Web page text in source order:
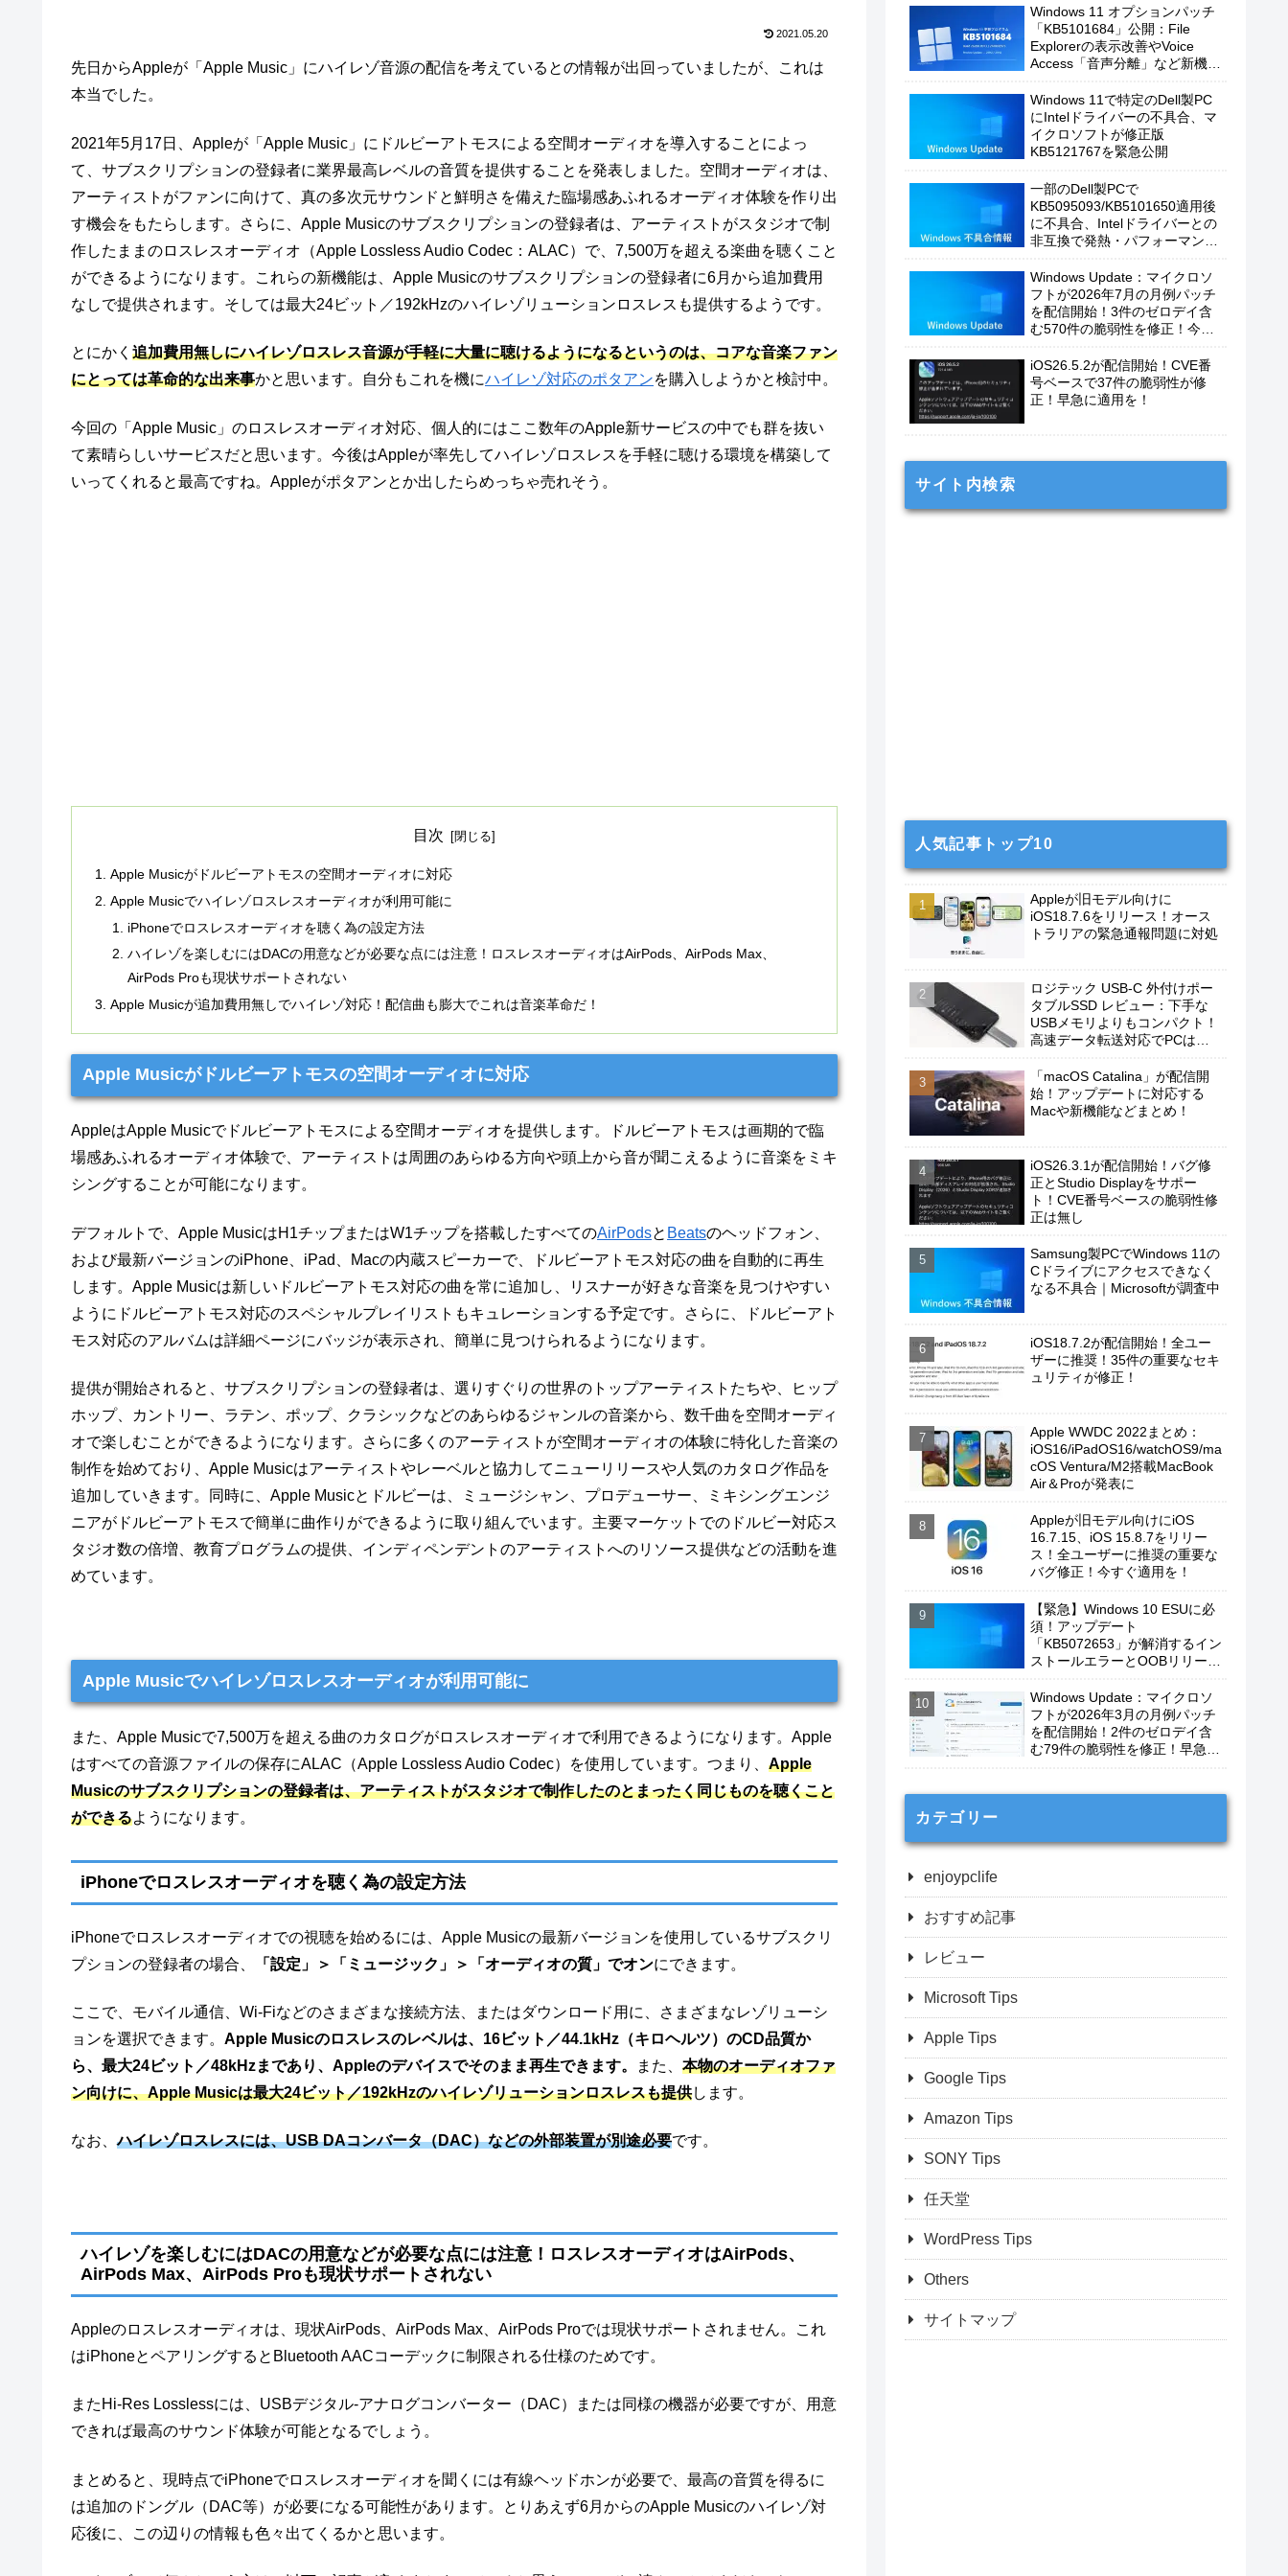
2021.05.20
先日からAppleが「Apple Music」にハイレゾ音源の配信を考えているとの情報が出回っていましたが、これは
本当でした。
2021年5月17日、Appleが「Apple Music」にドルビーアトモスによる空間オーディオを導入することによっ
て、サブスクリプションの登録者に業界最高レベルの音質を提供することを発表しました。空間オーディオは、
アーティストがファンに向けて、真の多次元サウンドと鮮明さを備えた臨場感あふれるオーディオ体験を作り出
す機会をもたらします。さらに、Apple Musicのサブスクリプションの登録者は、アーティストがスタジオで制
作したままのロスレスオーディオ（Apple Lossless Audio Codec：ALAC）で、7,500万を超える楽曲を聴くこと
ができるようになります。これらの新機能は、Apple Musicのサブスクリプションの登録者に6月から追加費用
なしで提供されます。そしては最大24ビット／192kHzのハイレゾリューションロスレスも提供するようです。
とにかく 追加費用無しにハイレゾロスレス音源が手軽に大量に聴けるようになるというのは、コアな音楽ファン
にとっては革命的な出来事かと思います。自分もこれを機にハイレゾ対応のポタアンを購入しようかと検討中。
今回の「Apple Music」のロスレスオーディオ対応、個人的にはここ数年のApple新サービスの中でも群を抜い
て素晴らしいサービスだと思います。今後はAppleが率先してハイレゾロスレスを手軽に聴ける環境を構築して
いってくれると最高ですね。Appleがポタアンとか出したらめっちゃ売れそう。
目次
Apple Musicがドルビーアトモスの空間オーディオに対応
Apple Musicでハイレゾロスレスオーディオが利用可能に
iPhoneでロスレスオーディオを聴く為の設定方法
ハイレゾを楽しむにはDACの用意などが必要な点には注意！ロスレスオーディオはAirPods、AirPods Max、
AirPods Proも現状サポートされない
Apple Musicが追加費用無しでハイレゾ対応！配信曲も膨大でこれは音楽革命だ！
Apple Musicがドルビーアトモスの空間オーディオに対応
AppleはApple Musicでドルビーアトモスによる空間オーディオを提供します。ドルビーアトモスは画期的で臨
場感あふれるオーディオ体験で、アーティストは周囲のあらゆる方向や頭上から音が聞こえるように音楽をミキ
シングすることが可能になります。
デフォルトで、Apple MusicはH1チップまたはW1チップを搭載したすべてのAirPodsと Beatsのヘッドフォン、
および最新バージョンのiPhone、iPad、Macの内蔵スピーカーで、ドルビーアトモス対応の曲を自動的に再生
します。Apple Musicは新しいドルビーアトモス対応の曲を常に追加し、リスナーが好きな音楽を見つけやすい
ようにドルビーアトモス対応のスペシャルプレイリストもキュレーションする予定です。さらに、ドルビーアト
モス対応のアルバムは詳細ページにバッジが表示され、簡単に見つけられるようになります。
提供が開始されると、サブスクリプションの登録者は、選りすぐりの世界のトップアーティストたちや、ヒップ
ホップ、カントリー、ラテン、ポップ、クラシックなどのあらゆるジャンルの音楽から、数千曲を空間オーディ
オで楽しむことができるようになります。さらに多くのアーティストが空間オーディオの体験に特化した音楽の
制作を始めており、Apple Musicはアーティストやレーベルと協力してニューリリースや人気のカタログ作品を
追加していきます。同時に、Apple Musicとドルビーは、ミュージシャン、プロデューサー、ミキシングエンジ
ニアがドルビーアトモスで簡単に曲作りができるように取り組んでいます。主要マーケットでのドルビー対応ス
タジオ数の倍増、教育プログラムの提供、インディペンデントのアーティストへのリソース提供などの活動を進
めています。
Apple Musicでハイレゾロスレスオーディオが利用可能に
また、Apple Musicで7,500万を超える曲のカタログがロスレスオーディオで利用できるようになります。Apple
はすべての音源ファイルの保存にALAC（Apple Lossless Audio Codec）を使用しています。つまり、 Apple
Musicのサブスクリプションの登録者は、アーティストがスタジオで制作したのとまったく同じものを聴くこと
ができるようになります。
iPhoneでロスレスオーディオを聴く為の設定方法
iPhoneでロスレスオーディオでの視聴を始めるには、Apple Musicの最新バージョンを使用しているサブスクリ
プションの登録者の場合、
「設定」＞「ミュージック」＞「オーディオの質」でオンにできます。
ここで、モバイル通信、Wi-Fiなどのさまざまな接続方法、またはダウンロード用に、さまざまなレゾリューシ
ョンを選択できます。 Apple Musicのロスレスのレベルは、16ビット／44.1kHz（キロヘルツ）のCD品質か
ら、最大24ビット／48kHzまであり、Appleのデバイスでそのまま再生できます。
また、 本物のオーディオファ
ン向けに、Apple Musicは最大24ビット／192kHzのハイレゾリューションロスレスも提供します。
なお、ハイレゾロスレスには、USB DAコンバータ（DAC）などの外部装置が別途必要です。
ハイレゾを楽しむにはDACの用意などが必要な点には注意！ロスレスオーディオはAirPods、
AirPods Max、AirPods Proも現状サポートされない
Appleのロスレスオーディオは、現状AirPods、AirPods Max、AirPods Proでは現状サポートされません。これ
はiPhoneとペアリングするとBluetooth AACコーデックに制限される仕様のためです。
またHi-Res Losslessには、USBデジタル-アナログコンバーター（DAC）または同様の機器が必要ですが、用意
できれば最高のサウンド体験が可能となるでしょう。‌
まとめると、現時点でiPhone‌でロスレスオーディオを聞くには有線ヘッドホンが必要で、最高の音質を得るに
は追加のドングル（DAC等）が必要になる可能性があります。とりあえず6月からのApple Musicのハイレゾ対
応後に、この辺りの情報も色々出てくるかと思います。
Windows 11 オプションパッチ
「KB5101684」公開：File
Explorerの表示改善やVoice
Access「音声分離」など新機能
Windows 11で特定のDell製PC
にIntelドライバーの不具合、マ
イクロソフトが修正版
KB5121767を緊急公開
一部のDell製PCで
KB5095093/KB5101650適用後
に不具合、Intelドライバーとの
非互換で発熱・パフォーマンス
Windows Update：マイクロソ
フトが2026年7月の月例パッチ
を配信開始！3件のゼロデイ含
む570件の脆弱性を修正！今す
iOS26.5.2が配信開始！CVE番
号ベースで37件の脆弱性が修
正！早急に適用を！
サイト内検索
人気記事トップ10
Appleが旧モデル向けに
iOS18.7.6をリリース！オース
トラリアの緊急通報問題に対処
ロジテック USB-C 外付けポー
タブルSSD レビュー：下手な
USBメモリよりもコンパクト！
高速データ転送対応でPCは勿
もおすすめ！
「macOS Catalina」が配信開
始！アップデートに対応する
Macや新機能などまとめ！
iOS26.3.1が配信開始！バグ修
正とStudio Displayをサポー
ト！CVE番号ベースの脆弱性修
正は無し
Samsung製PCでWindows 11の
Cドライブにアクセスできなく
なる不具合｜Microsoftが調査中
iOS18.7.2が配信開始！全ユー
ザーに推奨！35件の重要なセキ
ュリティが修正！
Apple WWDC 2022まとめ：
iOS16/iPadOS16/watchOS9/ma
cOS Ventura/M2搭載MacBook
Air＆Proが発表に
Appleが旧モデル向けにiOS
16.7.15、iOS 15.8.7をリリー
ス！全ユーザーに推奨の重要な
バグ修正！今すぐ適用を！
【緊急】Windows 10 ESUに必
須！アップデート
「KB5072653」が解消するイン
ストールエラーとOOBリリース
Windows Update：マイクロソ
フトが2026年3月の月例パッチ
を配信開始！2件のゼロデイ含
む79件の脆弱性を修正！早急に
カテゴリー
enjoypclife
おすすめ記事
レビュー
Microsoft Tips
Apple Tips
Google Tips
Amazon Tips
SONY Tips
任天堂
WordPress Tips
Others
サイトマップ